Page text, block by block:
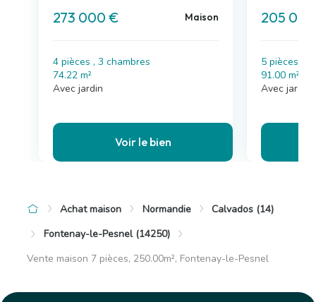
273 000 € Maison
4 pièces , 3 chambres
74.22 m²
Avec jardin
Voir le bien
205
5 pièces , 4
91.00 m²
Avec
Achat maison Normandie
Calvados (14)
Fontenay-le-Pesnel (14250)
Vente maison 7 pièces, 250.00m², Fontenay-le-Pesnel